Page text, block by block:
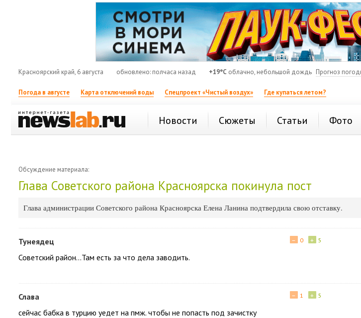
Красноярский край, 6 августа обновлено: полчаса назад +19°C облачно, небольшой дождь Прогноз
Погода в августе Карта отключений воды Спецпроект «Чистый воздух» Где купаться летом?
Новости Сюжеты Статьи Фото
Обсуждение материала:
Глава Советского района Красноярска покинула пост
Глава администрации Советского района Красноярска Елена Ланина подтвердила свою отставку.
Тунеядец + 5
− 0
Советский район...Там есть за что дела заводить.
Слава + 5
− 1
сейчас бабка в турцию уедет на пмж. чтобы не попасть под зачистку